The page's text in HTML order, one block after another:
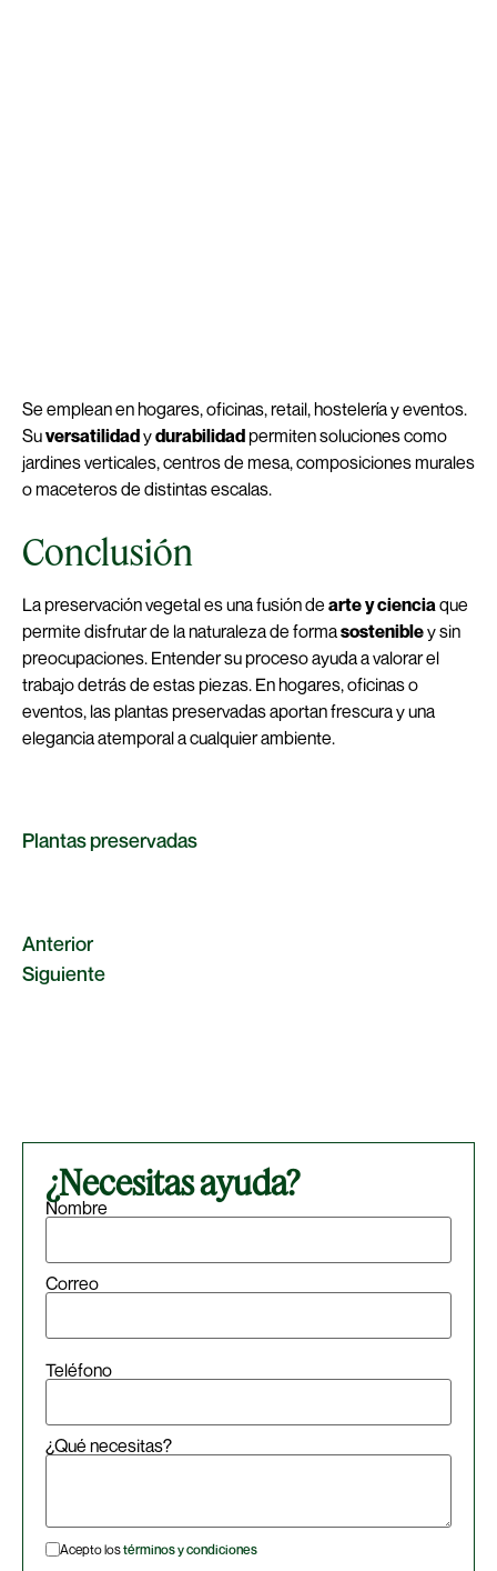
Se emplean en hogares, oficinas, retail, hostelería y eventos.
Suversatilidadydurabilidadpermiten soluciones como
jardines verticales, centros de mesa, composiciones murales
o maceteros de distintas escalas.
Conclusión
La preservación vegetal es una fusión de arte y cienciaque
permite disfrutar de la naturaleza de formasostenibley sin
preocupaciones. Entender su proceso ayuda a valorar el
trabajo detrás de estas piezas. En hogares, oficinas o
eventos, las plantas preservadas aportan frescura y una
elegancia atemporal a cualquier ambiente.
Plantas preservadas
Anterior
Siguiente
¿Necesitas ayuda?
Nombre
Correo
Teléfono
¿Qué necesitas?
Acepto lostérminos y condiciones